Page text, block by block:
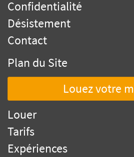
Confidentialité
Désistement
Contact
Plan du Site
Louez votre
Louer
Tarifs
Expériences